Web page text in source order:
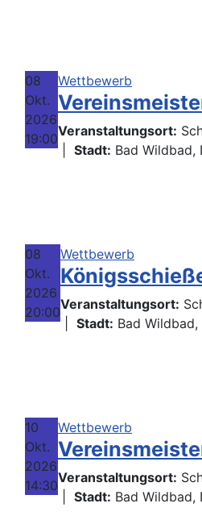
08
Okt.
2026
19:00
Wettbewerb
Veranstaltungsort:
Stadt: Bad Wildbad,
08
Okt.
2026
20:00
Wettbewerb
Veranstaltungsort:
Stadt: Bad
10
Okt.
2026
14:30
Wettbewerb
Veranstaltungsort:
Stadt: Bad Wildbad,